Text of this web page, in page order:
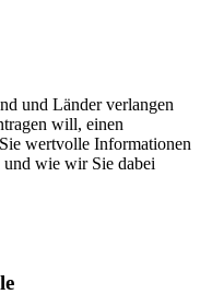
und Länder verlangen
will, einen
wertvolle Informationen
und wie wir Sie dabei